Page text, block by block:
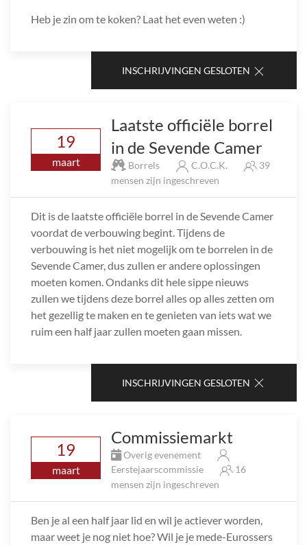
Heb je zin om te koken? Laat het even weten :)
INSCHRIJVINGEN GESLOTEN
19
maart
Laatste officiële borrel
in de Sevende Camer
Borrels C.O.C.K.
39
mensen zijn ingeschreven
Dit is de laatste officiële borrel in de Sevende Camer
voordat de verbouwing begint. Tijdens de
verbouwing is het niet mogelijk om te borrelen in de
Sevende Camer, dus zullen er andere oplossingen
moeten komen. Ondanks dit hele sippe nieuws
zullen we tijdens deze borrel alles op alles zetten om
het gezellig te maken en te genieten van iets wat we
ruim een half jaar zullen moeten gaan missen.
INSCHRIJVINGEN GESLOTEN
19
maart
Commissiemarkt
Overig evenement
Eerstejaarscommissie
16
mensen zijn ingeschreven
Ben je al een half jaar lid en wil je actiever worden,
maar weet je nog niet hoe? Wil je je mede-Eurossers